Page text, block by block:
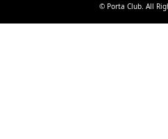
© Porta Club . All